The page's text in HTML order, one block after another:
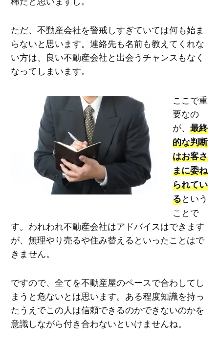
ただ、不動産会社を警戒しすぎていては何も始ま
らないと思います。連絡先も名前も教えてくれな
い方は、良い不動産会社と出会うチャンスもなく
なってしまいます。
ここで重
要なの
が、最終
的な判断
はお客さ
まに委ね
られてい
るという
ことで
す。われわれ不動産会社はアドバイスはできます
が、無理やり売るや住み替えるといったことはで
きません。
ですので、全てを不動産屋のペースで合わしてし
まうと危ないとは思います。ある程度知識を持っ
たうえでこの人は信頼できるのかできないのかを
意識しながら付き合わないといけませんね。